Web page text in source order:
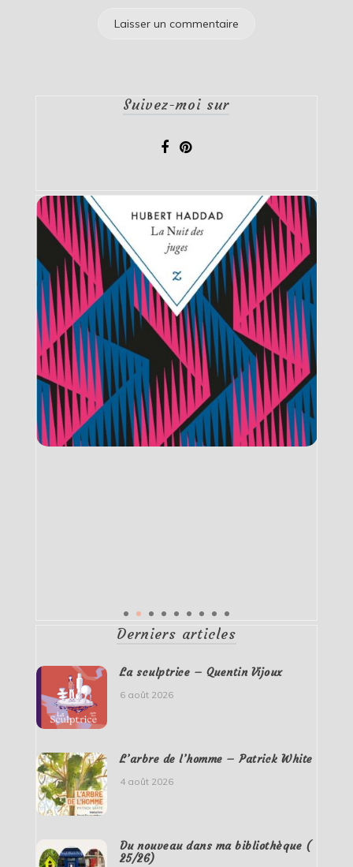
Suivez-moi sur
Derniers articles
La sculptrice – Quentin Vijoux
6 août 2026
L’arbre de l’homme – Patrick White
4 août 2026
Du nouveau dans ma bibliothèque (
25/26)